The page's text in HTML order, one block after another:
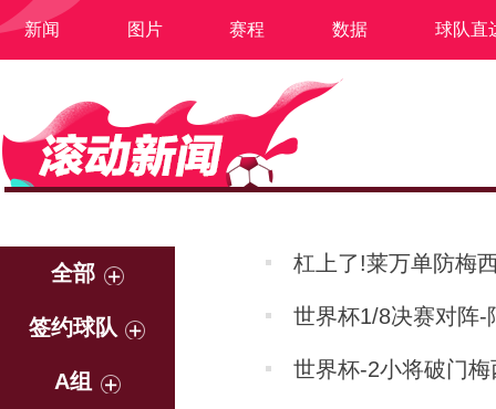
新闻 图片 赛程 数据 球队直
全部
签约球队
A组
杠上了!莱万单防梅
世界杯1/8决赛对阵-
世界杯-2小将破门